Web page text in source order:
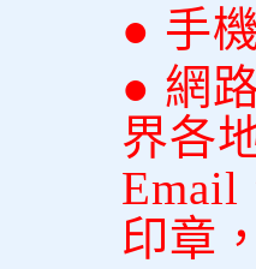
● 手
● 網
界各
Email
印章